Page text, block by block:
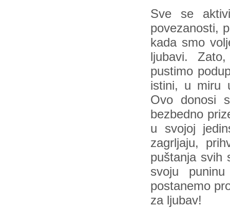
Sve se
povezanosti,
kada smo
ljubavi.
pustimo
istini, u miru
Ovo donosi
bezbedno
u svojoj
zagrljaju,
puštanja svih
svoju
postanemo
za ljubav!